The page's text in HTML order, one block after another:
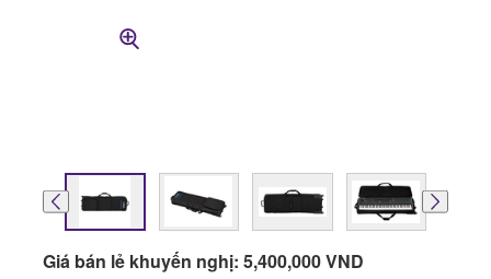
Giá bán lẻ khuyến nghị: 5,400,000 VND